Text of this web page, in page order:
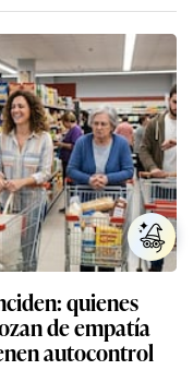
quienes
de empatía
autocontrol